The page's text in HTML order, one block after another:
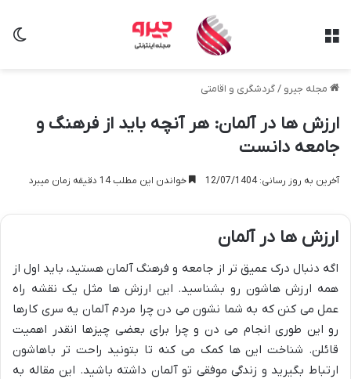
مجله جیرو /گردشگری و اقامتی
ارزش ها در آلمان: هر آنچه باید از فرهنگ و
جامعه دانست
آخرین به روز رسانی: 12/07/1404 خواندن این مطلب 14 دقیقه زمان میبرد
ارزش ها در آلمان
اگه دنبال درک عمیق تر از جامعه و فرهنگ آلمان هستید، باید اول از
همه ارزش هاشون رو بشناسید. این ارزش ها مثل یک نقشه راه
عمل می کنن که به شما نشون می دن چرا مردم آلمان یه سری کارها
رو این طوری انجام می دن و چرا برای بعضی چیزها انقدر اهمیت
قائلن. شناخت این ها کمک می کنه تا بتونید راحت تر باهاشون
ارتباط بگیرید و زندگی موفقی تو آلمان داشته باشید. این مقاله به